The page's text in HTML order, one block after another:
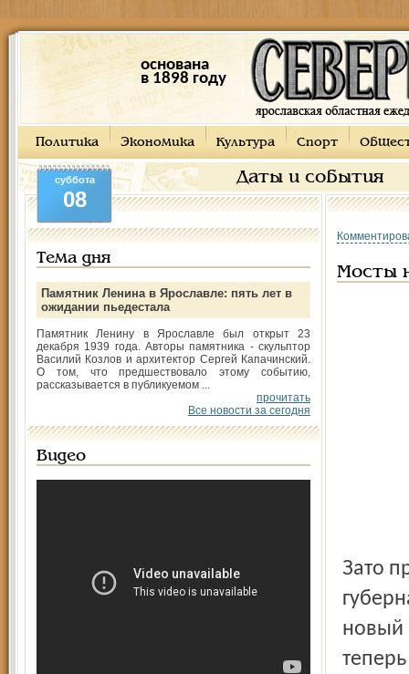
основана
в 1898 году
Политика Экономика Культура Спорт
Даты и события
суббота
08
Тема дня
Памятник Ленина в Ярославле: пять лет в
ожидании пьедестала
Памятник Ленину в Ярославле был открыт 23
декабря 1939 года. Авторы памятника - скульптор
Василий Козлов и архитектор Сергей Капачинский.
О том, что предшествовало этому событию,
рассказывается в публикуемом ...
прочитать
Все новости за сегодня
Видео
Мосты
Зато при большом стечении народа и участии
новый